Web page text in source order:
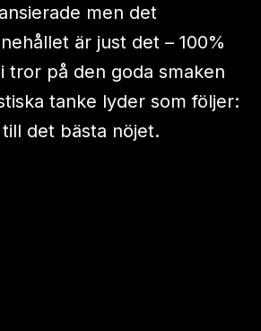
men det
är just det – 100%
tror på den goda smaken
tanke lyder som följer:
det bästa nöjet.